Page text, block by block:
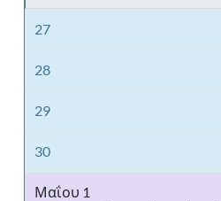
27
28
29
30
Μαΐου 1